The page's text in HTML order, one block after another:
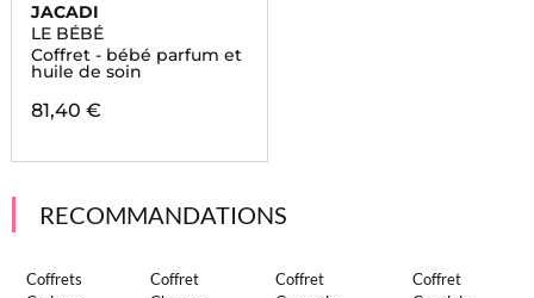
JACADI
LE BÉBÉ
Coffret - bébé parfum et
huile de soin
81,40 €
RECOMMANDATIONS
Coffrets
Coffret
Coffret
Coffret